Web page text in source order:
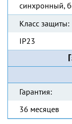
синхронный,
Класс защиты:
IP23
Гарантия:
36 месяцев